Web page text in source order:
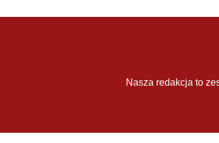
Nasza redakcja to